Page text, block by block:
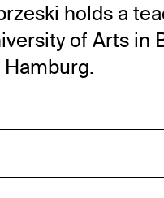
holds a
of Arts in
Hamburg.